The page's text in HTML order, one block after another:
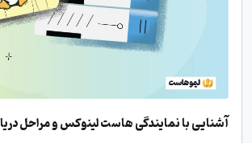
آشنایی با نمایندگی هاست لینوکس و مراحل